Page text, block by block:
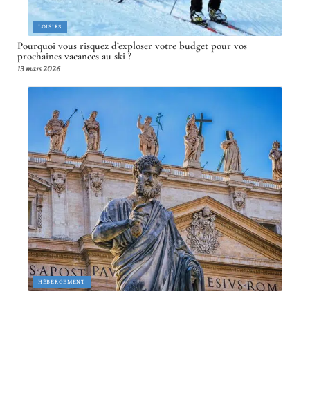
LOISIRS
Pourquoi vous risquez d’exploser votre budget pour vos
prochaines vacances au ski ?
13 mars 2026
HÉBERGEMENT